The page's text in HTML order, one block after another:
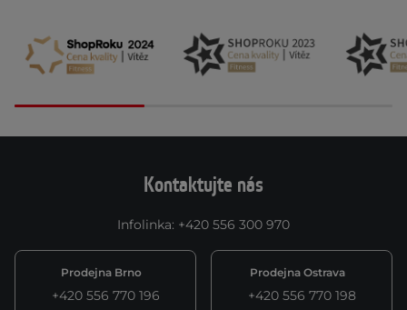
Kontaktujte nás
Infolinka: +420 556 300 970
Prodejna Brno
+420 556 770 196
Prodejna Ostrava
+420 556 770 198